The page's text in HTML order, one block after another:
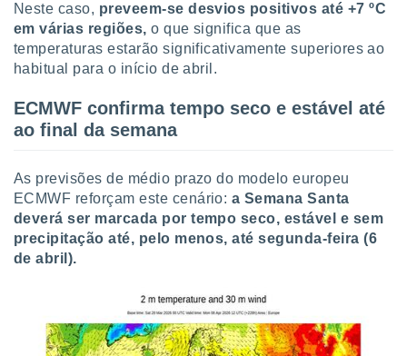
Neste caso, preveem-se desvios positivos até +7 ºC
em várias regiões, o que significa que as
temperaturas estarão significativamente superiores ao
habitual para o início de abril.
ECMWF confirma tempo seco e estável até
ao final da semana
As previsões de médio prazo do modelo europeu
ECMWF reforçam este cenário: a Semana Santa
deverá ser marcada por tempo seco, estável e sem
precipitação até, pelo menos, até segunda-feira (6
de abril).